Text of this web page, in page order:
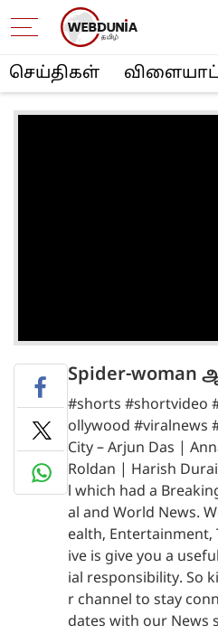
செய்திகள்
Spider-
#shorts #shortvideo
ollywood #viralnews
City – Arjun Das |
Roldan | Harish
l which had a
al and World News.
ealth, Entertainment,
ive is give you a
ial responsibility. So
r channel to stay
dates with our News